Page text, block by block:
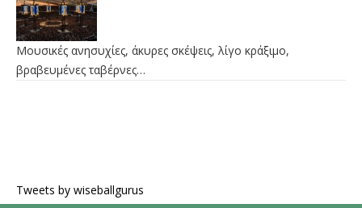
Μουσικές ανησυχίες, άκυρες σκέψεις, λίγο κράξιμο,
βραβευμένες ταβέρνες…
Tweets by wiseballgurus